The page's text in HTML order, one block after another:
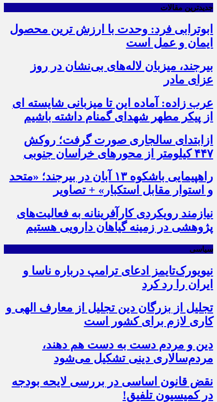
جدیدترین مقالات
ابوترابی فرد: وحدت با ارزش ترین محصول
ایمان و عمل است
بیرجند، میزبان لاله‌های بی‌نشان در روز
عزای مادر
عرب زاده: آماده این تا میزبانی شایسته ای
از پیکر مطهر شهدای گمنام داشته باشیم
ازابتدای سالجاری صورت گرفت؛ روکش
۴۴۷ کیلومتر از محورهای خراسان جنوبی
راهپیمایی باشکوه ۱۳ آبان در بیرجند؛ «متحد
و استوار مقابل استکبار» + تصاویر
نیازمند رویکردی کارآفرینانه به فعالیت‌های
پژوهشی در زمینه گیاهان دارویی هستیم
سیاسی
نیویورک‌تایمز ادعای ترامپ درباره ناسا و
ایران را رد کرد
تجلیل از بزرگان دین تجلیل از معارف الهی و
کاری لازم برای کشور است
دین و مردم دست به‌ دست هم دهند،
مردم‌سالاری دینی تشکیل می‌شود
نقض قانون اساسی در بررسی لایحه بودجه
در کمیسیون تلفیق!